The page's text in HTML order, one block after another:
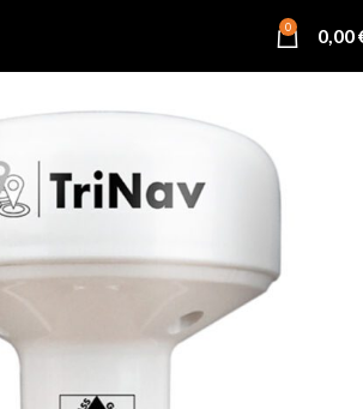
0 0,00